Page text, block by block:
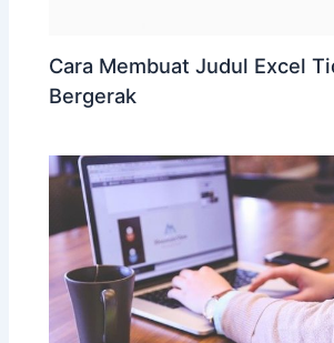
Cara Membuat Judul Excel
Bergerak